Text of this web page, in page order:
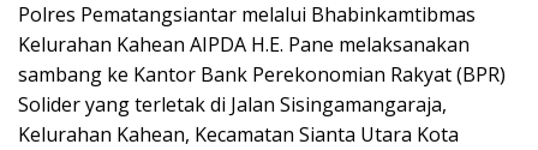
Polres Pematangsiantar melalui Bhabinkamtibmas
Kelurahan Kahean AIPDA H.E. Pane melaksanakan
sambang ke Kantor Bank Perekonomian Rakyat (BPR)
Solider yang terletak di Jalan Sisingamangaraja,
Kelurahan Kahean, Kecamatan Sianta Utara Kota